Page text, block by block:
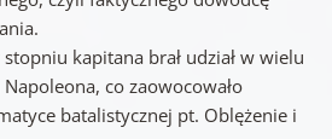
kapitana brał udział w wielu
co zaowocowało
batalistycznej pt. Oblężenie i